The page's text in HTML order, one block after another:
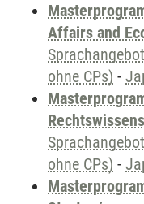
Affairs and
ohne CPs) -
ohne CPs) -